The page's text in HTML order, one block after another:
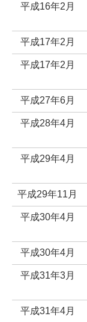
平成16年2月
平成17年2月
平成17年2月
平成27年6月
平成28年4月
平成29年4月
平成29年11月
平成30年4月
平成30年4月
平成31年3月
平成31年4月